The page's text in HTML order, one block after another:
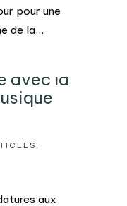
pour une
de la...
avec la
,
aux